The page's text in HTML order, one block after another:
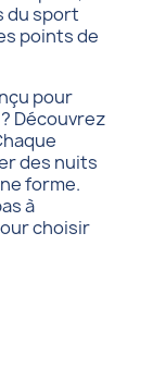
du sport
points de
pour
Découvrez
des nuits
forme.
à
choisir